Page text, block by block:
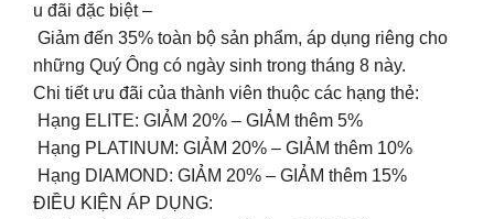
u đãi đặc biệt –
Giảm đến 35% toàn bộ sản phẩm, áp dụng riêng cho
những Quý Ông có ngày sinh trong tháng 8 này.
Chi tiết ưu đãi của thành viên thuộc các hạng thẻ:
️ Hạng ELITE: GIẢM 20% – GIẢM thêm 5%
️ Hạng PLATINUM: GIẢM 20% – GIẢM thêm 10%
️ Hạng DIAMOND: GIẢM 20% – GIẢM thêm 15%
ĐIỀU KIỆN ÁP DỤNG: